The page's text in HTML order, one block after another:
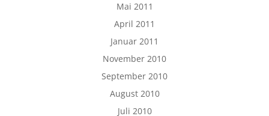
Mai 2011
April 2011
Januar 2011
November 2010
September 2010
August 2010
Juli 2010